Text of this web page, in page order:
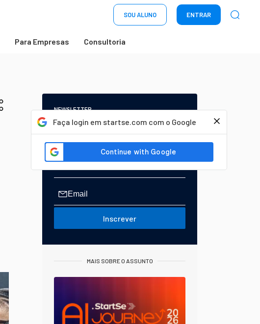
SOU ALUNO ENTRAR
Para Empresas Consultoria
Faça login em startse.com com o Google
NEWSLETTER
Start Seu dia:
A Newsletter do AGORA!
Inscrever
MAIS SOBRE O ASSUNTO